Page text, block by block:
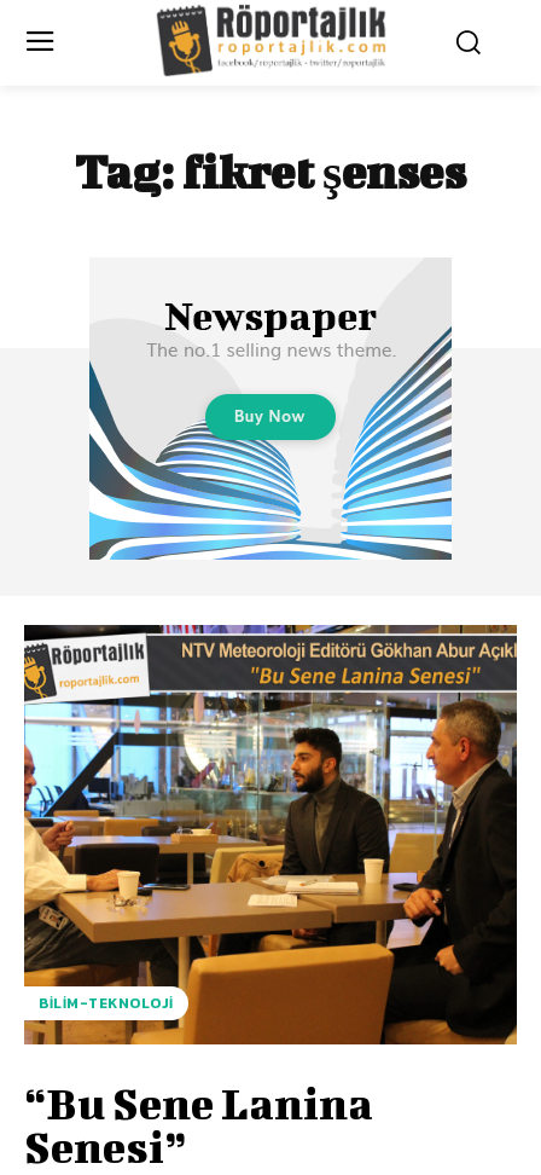
Tag:fikret şenses
BILIM-TEKNOLOJI
“Bu Sene Lanina
Senesi”